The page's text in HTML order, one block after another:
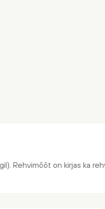
Rehvimõõt on kirjas ka